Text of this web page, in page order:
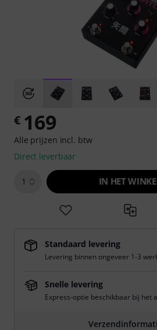
€ 169
Alle prijzen incl. btw
Direct leverbaar
1 IN HET
Standaard levering
Levering binnen ongeveer 1-3
Snelle levering
Express-optie beschikbaar bij het